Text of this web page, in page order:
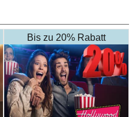
Bis zu 20% Rabatt